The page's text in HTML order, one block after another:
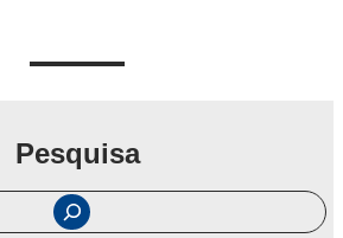
Pesquisa